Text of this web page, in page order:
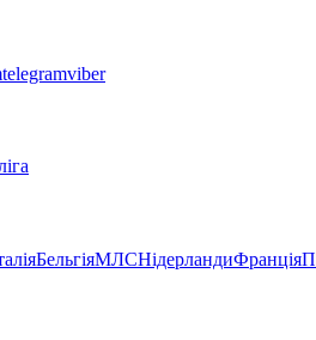
telegramviber
БельгіяМЛСНідерландиФранція